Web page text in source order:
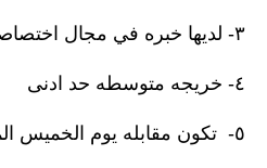
٣- لديها خبره في مجال اختصاصها
٤- خريجه متوسطه حد ادنى
٥- تكون مقابله يوم الخميس المقبل في الاسبوع الحالي